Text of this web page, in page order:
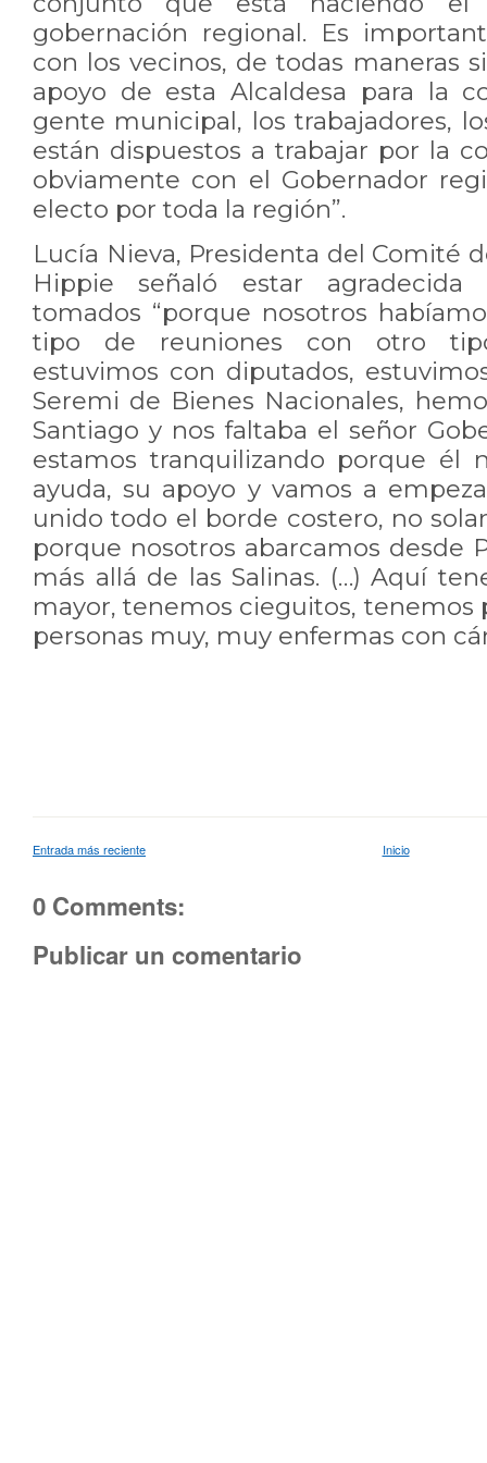
gobernación regional. Es
con los vecinos, de todas maneras
apoyo de esta Alcaldesa para la
gente municipal, los trabajadores,
están dispuestos a trabajar por la
obviamente con el Gobernador
electo por toda la región”.
Lucía Nieva, Presidenta del Comité
Hippie señaló estar
tomados “porque nosotros
tipo de reuniones con otro
estuvimos con diputados,
Seremi de Bienes Nacionales,
Santiago y nos faltaba el señor
estamos tranquilizando porque él
ayuda, su apoyo y vamos a
unido todo el borde costero, no
porque nosotros abarcamos desde
más allá de las Salinas. (…) Aquí
mayor, tenemos cieguitos, tenemos
personas muy, muy enfermas con
Entrada más reciente Inicio
0 Comments:
Publicar un comentario